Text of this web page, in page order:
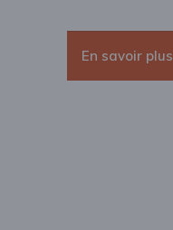
En savoir plus